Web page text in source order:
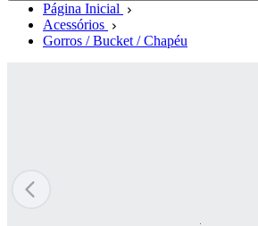
Página Inicial
Acessórios
Gorros / Bucket / Chapéu